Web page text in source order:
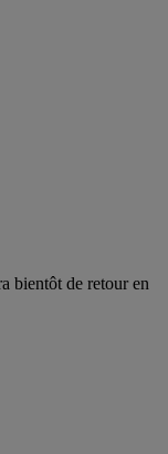
bientôt de retour en